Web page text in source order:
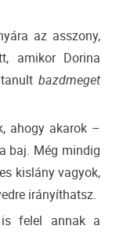
az asszony,
amikor Dorina
bazdmeget
ahogy akarok –
baj. Még mindig
kislány vagyok,
irányíthatsz.
felel annak a